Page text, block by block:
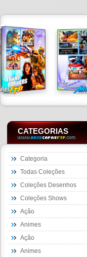
CATEGORIAS
Categoria
Todas Coleções
Coleções Desenhos
Coleções Shows
Ação
Animes
Ação
Animes